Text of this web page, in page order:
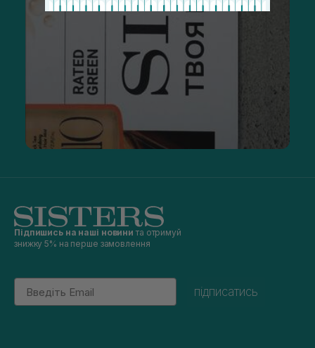
Підпишись на наші новини та отримуй
знижку 5% на перше замовлення
Email
підписатись